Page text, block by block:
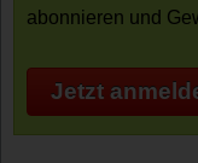
abonnieren und
Jetzt